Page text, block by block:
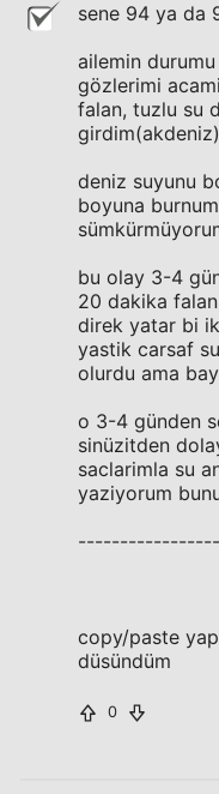
sene 94 ya da
ailemin
gözlerimi
falan, tuzlu su
girdim(akdeniz)
deniz suyunu
boyuna
bu olay 3-4
20 dakika
direk yatar bi
yastik carsaf
olurdu ama
o 3-4 günden
sinüzitden
saclarimla su
yaziyorum
copy/paste
düsündüm
0